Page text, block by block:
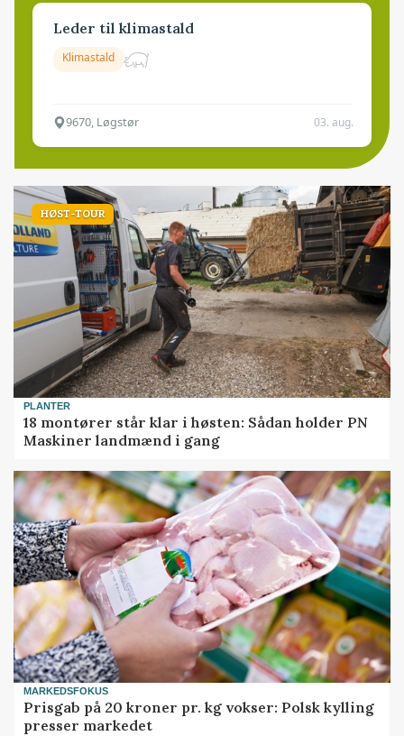
Leder til klimastald
Klimastald
9670, Løgstør 03. aug.
HØST-TOUR
PLANTER
18 montører står klar i høsten: Sådan holder PN
Maskiner landmænd i gang
MARKEDSFOKUS
Prisgab på 20 kroner pr. kg vokser: Polsk kylling
presser markedet